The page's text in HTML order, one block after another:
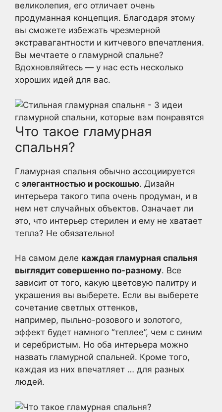
великолепия, его отличает очень
продуманная концепция. Благодаря этому
вы сможете избежать чрезмерной
экстравагантности и китчевого впечатления.
Вы мечтаете о гламурной спальне?
Вдохновляйтесь — у нас есть несколько
хороших идей для вас.
Что такое гламурная
спальня?
Гламурная спальня обычно ассоциируется
с элегантностью и роскошью. Дизайн
интерьера такого типа очень продуман, и в
нем нет случайных объектов. Означает ли
это, что интерьер стерилен и ему не хватает
тепла? Не обязательно!
На самом деле каждая гламурная спальня
выглядит совершенно по-разному. Все
зависит от того, какую цветовую палитру и
украшения вы выберете. Если вы выберете
сочетание светлых оттенков,
например, пыльно-розового и золотого,
эффект будет намного “теплее”, чем с синим
и серебристым. Но оба интерьера можно
назвать гламурной спальней. Кроме того,
каждая из них впечатляет … для разных
людей.